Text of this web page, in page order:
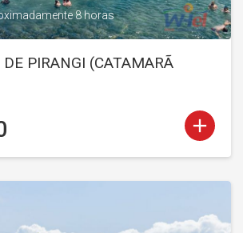
add
8 horas
DE PIRANGI (CATAMARÃ